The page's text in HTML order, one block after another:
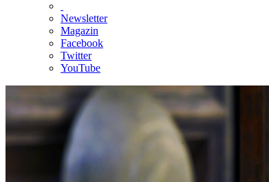
Newsletter
Magazin
Facebook
Twitter
YouTube